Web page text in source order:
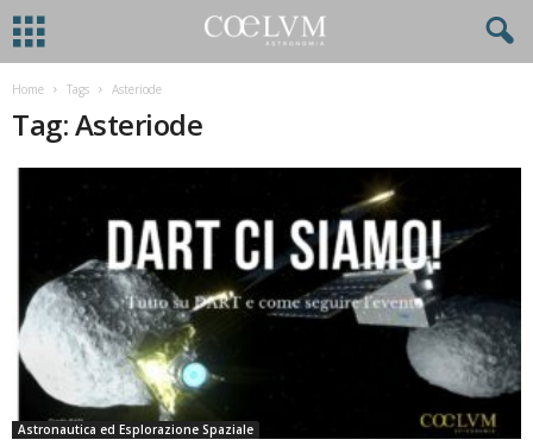
Home Tags Asteriode
Tag: Asteriode
Astronautica ed Esplorazione Spaziale